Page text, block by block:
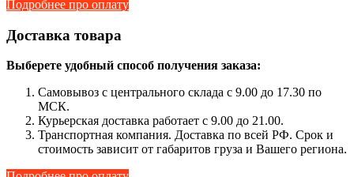
Подробнее про оплату
Доставка товара
Выберете удобный способ получения заказа:
Самовывоз с центрального склада с 9.00 до 17.30 по
МСК.
Курьерская доставка работает с 9.00 до 21.00.
Транспортная компания. Доставка по всей РФ. Срок и
стоимость зависит от габаритов груза и Вашего региона.